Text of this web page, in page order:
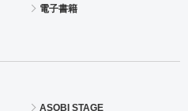
電子書籍
ASOBI STAGE